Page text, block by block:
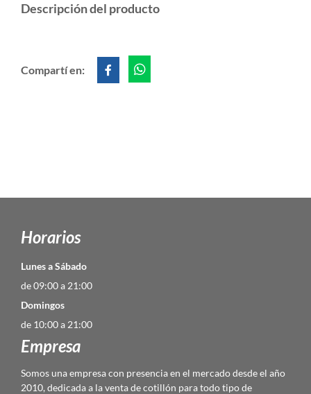
Descripción del producto
Compartí en:
Horarios
Lunes a Sábado
de 09:00 a 21:00
Domingos
de 10:00 a 21:00
Empresa
Somos una empresa con presencia en el mercado desde el año
2010, dedicada a la venta de cotillón para todo tipo de